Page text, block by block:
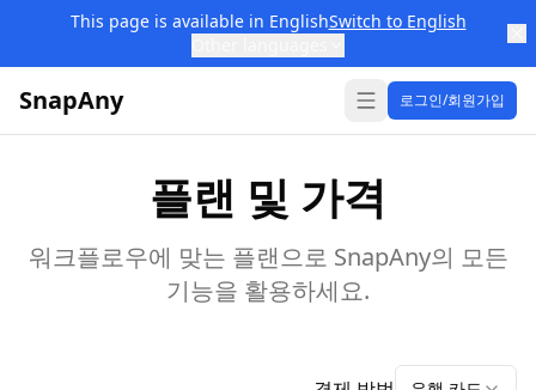
This page is available in EnglishSwitch to English
SnapAny 로그인/회원가입
플랜 및 가격
워크플로우에 맞는 플랜으로 SnapAny의 모든
기능을 활용하세요.